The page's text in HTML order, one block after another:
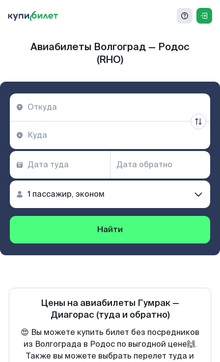
Авиабилеты Волгоград — Родос
(RHO)
Найти
Цены на авиабилеты Гумрак —
Диагорас (туда и обратно)
😍 Вы можете купить билет без посредников
из Волгограда в Родос по выгодной цене🙌.
Также вы можете выбрать перелет туда и